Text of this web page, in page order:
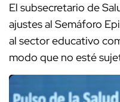
El subsecretario de
ajustes al Semáforo
al sector educativo
modo que no esté